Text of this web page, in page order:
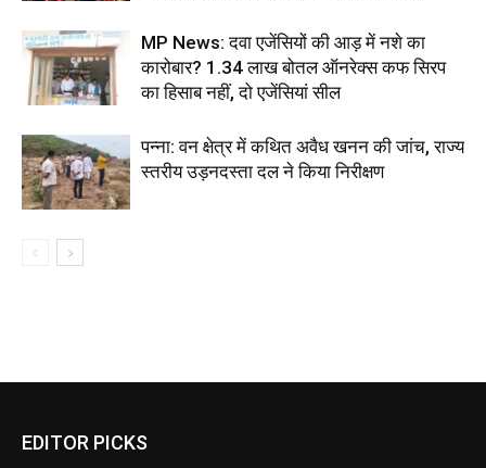
MP News: दवा एजेंसियों की आड़ में नशे का
कारोबार? 1.34 लाख बोतल ऑनरेक्स कफ सिरप
का हिसाब नहीं, दो एजेंसियां सील
पन्ना: वन क्षेत्र में कथित अवैध खनन की जांच, राज्य
स्तरीय उड़नदस्ता दल ने किया निरीक्षण
EDITOR PICKS